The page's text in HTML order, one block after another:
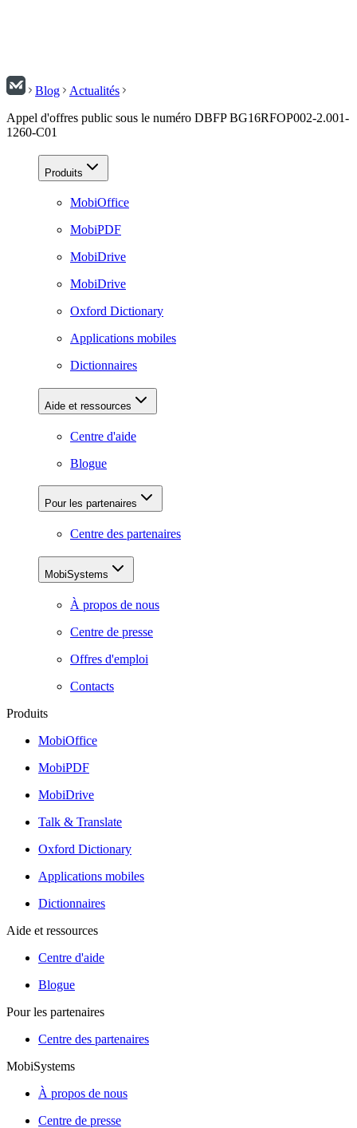
Blog
Actualités
Appel d'offres public sous le numéro DBFP BG16RFOP002-2.001-
1260-C01
Produits
MobiOffice
MobiPDF
MobiDrive
MobiDrive
Oxford Dictionary
Applications mobiles
Dictionnaires
Aide et ressources
Centre d'aide
Blogue
Pour les partenaires
Centre des partenaires
MobiSystems
À propos de nous
Centre de presse
Offres d'emploi
Contacts
Produits
MobiOffice
MobiPDF
MobiDrive
Talk & Translate
Oxford Dictionary
Applications mobiles
Dictionnaires
Aide et ressources
Centre d'aide
Blogue
Pour les partenaires
Centre des partenaires
MobiSystems
À propos de nous
Centre de presse